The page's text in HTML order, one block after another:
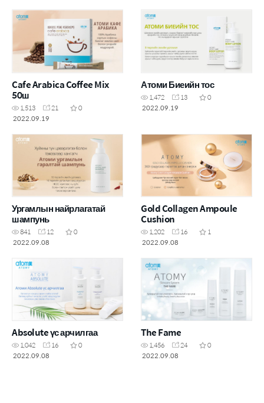
Cafe Arabica Coffee Mix
50ш
1,513 21
0
2022.09.19
Атоми Биеийн тос
1,472 13
0
2022.09.19
Ургамлын найрлагатай
шампунь
841 12
0
2022.09.08
Gold Collagen Ampoule
Cushion
1,202 16
1
2022.09.08
Absolute үс арчилгаа
1,042 16
0
2022.09.08
The Fame
1,456 24
0
2022.09.08